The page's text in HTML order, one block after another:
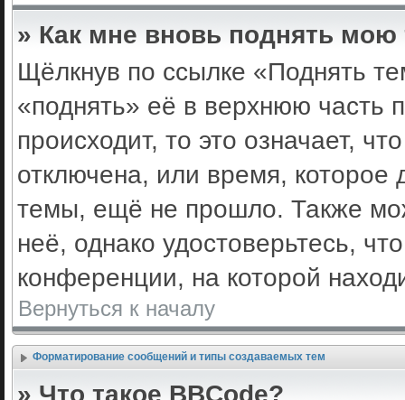
» Как мне вновь поднять мою
Щёлкнув по ссылке «Поднять
«поднять» её в верхнюю часть
происходит, то это означает,
отключена, или время, которое
темы, ещё не прошло. Также
неё, однако удостоверьтесь,
конференции, на которой
Вернуться к началу
Форматирование сообщений и типы создаваемых тем
» Что такое BBCode?